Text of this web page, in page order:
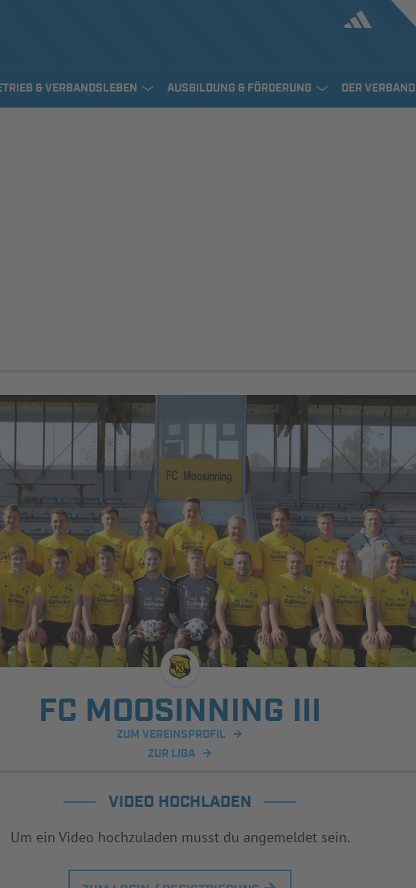
& VERBANDSLEBEN AUSBILDUNG & FÖRDERUNG DER VERBAND
FC MOOSINNING III
ZUM VEREINSPROFIL
ZUR LIGA
VIDEO HOCHLADEN
Um ein Video hochzuladen musst du angemeldet sein.